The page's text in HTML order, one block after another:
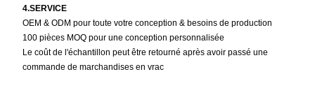
4.SERVICE
OEM & ODM pour toute votre conception & besoins de production
100 pièces MOQ pour une conception personnalisée
Le coût de l'échantillon peut être retourné après avoir passé une
commande de marchandises en vrac